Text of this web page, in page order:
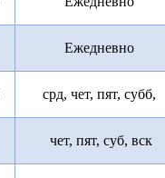
Ежедневно
срд, чет, пят, субб,
чет, пят, суб, вск